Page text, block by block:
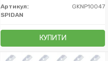
Артикул:
GKNP10047
SPIDAN
КУПИТИ